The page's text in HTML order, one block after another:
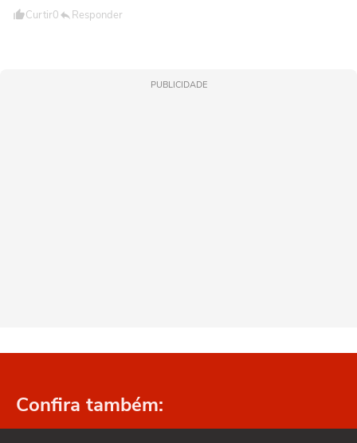
Curtir0 Responder
PUBLICIDADE
Confira também: